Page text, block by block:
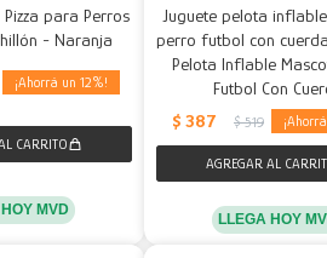
Pizza para Perros
- Naranja
12
MVD
Juguete pelota
perro futbol con
Pelota Inflable
Futbol Con
$ 387 $ 519
LLEGA HOY